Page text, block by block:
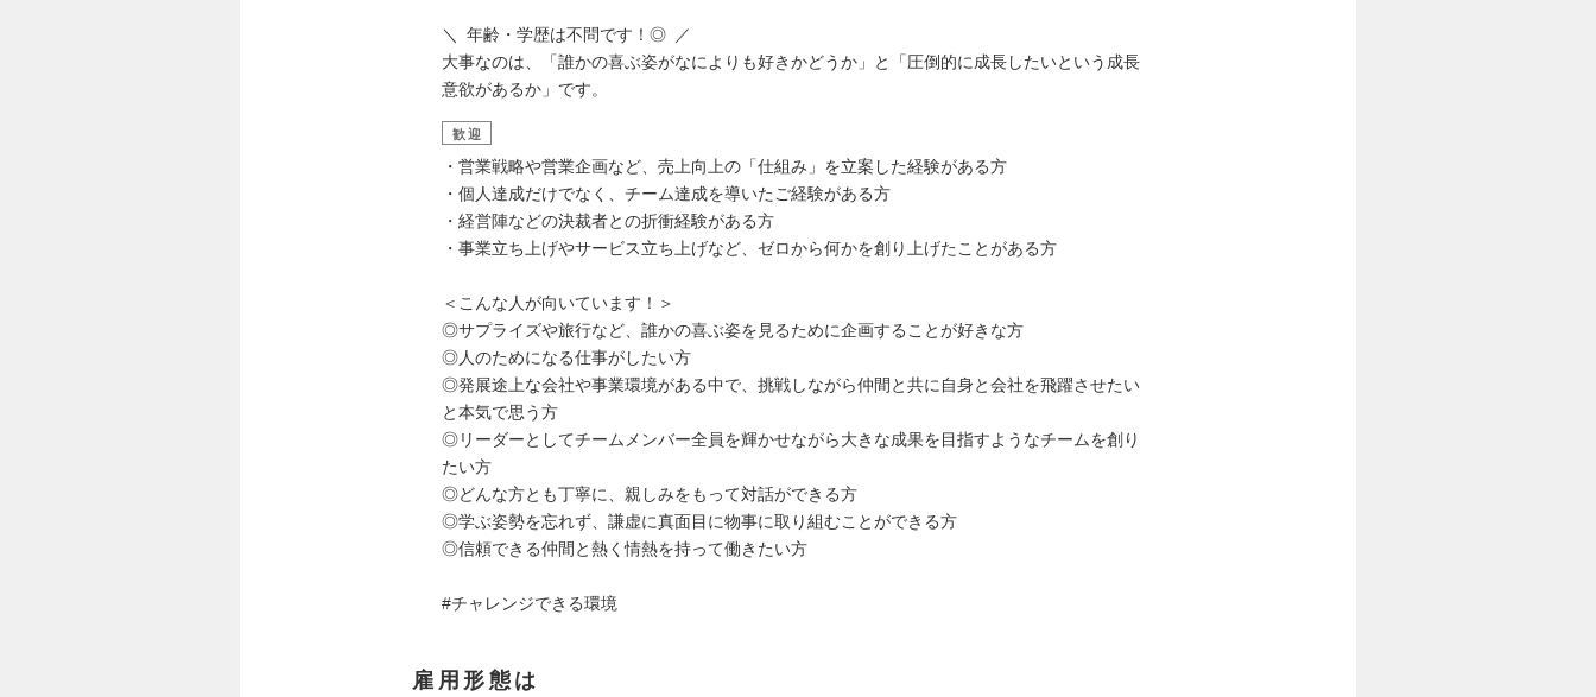
＼ 年齢・学歴は不問です！◎ ／
大事なのは、「誰かの喜ぶ姿がなによりも好きかどうか」と「圧倒的に成長したいという成長
意欲があるか」です。
歓迎
・営業戦略や営業企画など、売上向上の「仕組み」を立案した経験がある方
・個人達成だけでなく、チーム達成を導いたご経験がある方
・経営陣などの決裁者との折衝経験がある方
・事業立ち上げやサービス立ち上げなど、ゼロから何かを創り上げたことがある方
＜こんな人が向いています！＞
◎サプライズや旅行など、誰かの喜ぶ姿を見るために企画することが好きな方
◎人のためになる仕事がしたい方
◎発展途上な会社や事業環境がある中で、挑戦しながら仲間と共に自身と会社を飛躍させたい
と本気で思う方
◎リーダーとしてチームメンバー全員を輝かせながら大きな成果を目指すようなチームを創り
たい方
◎どんな方とも丁寧に、親しみをもって対話ができる方
◎学ぶ姿勢を忘れず、謙虚に真面目に物事に取り組むことができる方
◎信頼できる仲間と熱く情熱を持って働きたい方
#チャレンジできる環境
雇用形態は